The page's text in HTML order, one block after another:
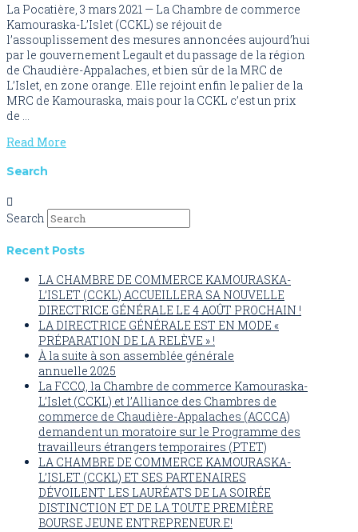
La Pocatière, 3 mars 2021 — La Chambre de commerce
Kamouraska-L’Islet (CCKL) se réjouit de
l’assouplissement des mesures annoncées aujourd’hui
par le gouvernement Legault et du passage de la région
de Chaudière-Appalaches, et bien sûr de la MRC de
L’Islet, en zone orange. Elle rejoint enfin le palier de la
MRC de Kamouraska, mais pour la CCKL c’est un prix
de …
Read More
Search
Search
Recent Posts
LA CHAMBRE DE COMMERCE KAMOURASKA-
L’ISLET (CCKL) ACCUEILLERA SA NOUVELLE
DIRECTRICE GÉNÉRALE LE 4 AOÛT PROCHAIN !
LA DIRECTRICE GÉNÉRALE EST EN MODE «
PRÉPARATION DE LA RELÈVE » !
À la suite à son assemblée générale
annuelle 2025
La FCCQ, la Chambre de commerce Kamouraska-
L’Islet (CCKL) et l’Alliance des Chambres de
commerce de Chaudière-Appalaches (ACCCA)
demandent un moratoire sur le Programme des
travailleurs étrangers temporaires (PTET)
LA CHAMBRE DE COMMERCE KAMOURASKA-
L’ISLET (CCKL) ET SES PARTENAIRES
DÉVOILENT LES LAURÉATS DE LA SOIRÉE
DISTINCTION ET DE LA TOUTE PREMIÈRE
BOURSE JEUNE ENTREPRENEUR.E!